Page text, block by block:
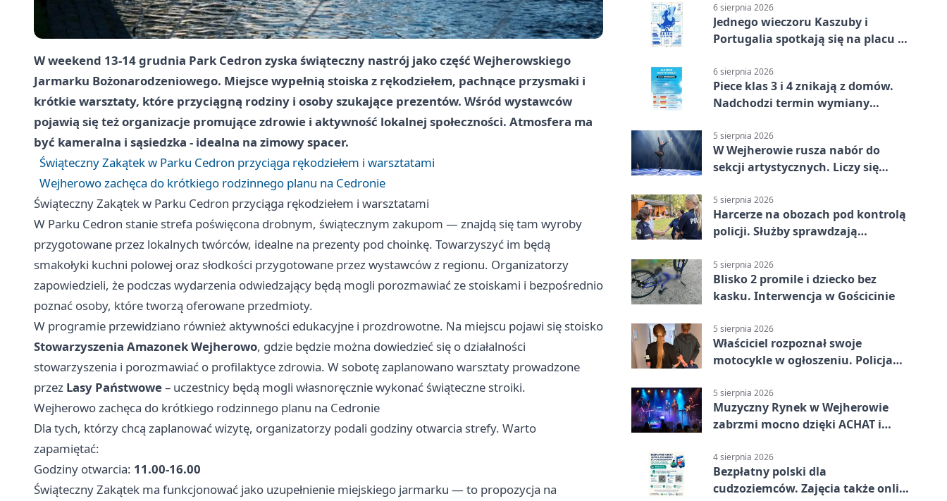
W weekend 13-14 grudnia Park Cedron zyska świąteczny nastrój jako część Wejherowskiego
Jarmarku Bożonarodzeniowego. Miejsce wypełnią stoiska z rękodziełem, pachnące przysmaki i
krótkie warsztaty, które przyciągną rodziny i osoby szukające prezentów. Wśród wystawców
pojawią się też organizacje promujące zdrowie i aktywność lokalnej społeczności. Atmosfera ma
być kameralna i sąsiedzka - idealna na zimowy spacer.
Świąteczny Zakątek w Parku Cedron przyciąga rękodziełem i warsztatami
Wejherowo zachęca do krótkiego rodzinnego planu na Cedronie
Świąteczny Zakątek w Parku Cedron przyciąga rękodziełem i warsztatami
W Parku Cedron stanie strefa poświęcona drobnym, świątecznym zakupom — znajdą się tam wyroby
przygotowane przez lokalnych twórców, idealne na prezenty pod choinkę. Towarzyszyć im będą
smakołyki kuchni polowej oraz słodkości przygotowane przez wystawców z regionu. Organizatorzy
zapowiedzieli, że podczas wydarzenia odwiedzający będą mogli porozmawiać ze stoiskami i bezpośrednio
poznać osoby, które tworzą oferowane przedmioty.
W programie przewidziano również aktywności edukacyjne i prozdrowotne. Na miejscu pojawi się stoisko
Stowarzyszenia Amazonek Wejherowo, gdzie będzie można dowiedzieć się o działalności
stowarzyszenia i porozmawiać o profilaktyce zdrowia. W sobotę zaplanowano warsztaty prowadzone
przez Lasy Państwowe– uczestnicy będą mogli własnoręcznie wykonać świąteczne stroiki.
Wejherowo zachęca do krótkiego rodzinnego planu na Cedronie
Dla tych, którzy chcą zaplanować wizytę, organizatorzy podali godziny otwarcia strefy. Warto
zapamiętać:
Godziny otwarcia: 11.00-16.00
Świąteczny Zakątek ma funkcjonować jako uzupełnienie miejskiego jarmarku — to propozycja na
6 sierpnia 2026
Jednego wieczoru Kaszuby i
Portugalia spotkają się na placu w
6 sierpnia 2026
Piece klas 3 i 4 znikają z domów.
Nadchodzi termin wymiany
5 sierpnia 2026
W Wejherowie rusza nabór do
sekcji artystycznych. Liczy się
5 sierpnia 2026
Harcerze na obozach pod kontrolą
policji. Służby sprawdzają
5 sierpnia 2026
Blisko 2 promile i dziecko bez
kasku. Interwencja w Gościcinie
5 sierpnia 2026
Właściciel rozpoznał swoje
motocykle w ogłoszeniu. Policja
5 sierpnia 2026
Muzyczny Rynek w Wejherowie
zabrzmi mocno dzięki ACHAT i
4 sierpnia 2026
Bezpłatny polski dla
cudzoziemców. Zajęcia także online